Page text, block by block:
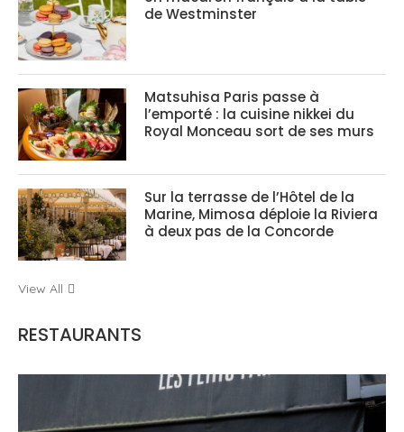
de Westminster
Matsuhisa Paris passe à
l’emporté : la cuisine nikkei du
Royal Monceau sort de ses murs
Sur la terrasse de l’Hôtel de la
Marine, Mimosa déploie la Riviera
à deux pas de la Concorde
View All
RESTAURANTS